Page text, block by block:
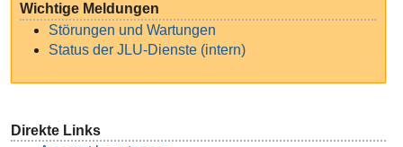
Wichtige Meldungen
Störungen und Wartungen
Status der JLU-Dienste (intern)
Direkte Links